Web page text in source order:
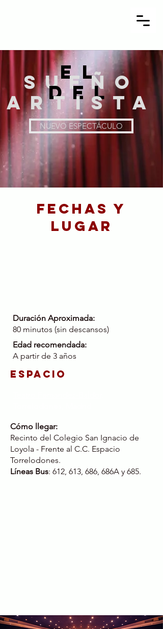
EL
SUEÑO
DEL
ARTISTA
NUEVO ESPECTÁCULO
Fechas y
lugar
Duración Aproximada:
80 minutos (sin descansos)
Edad recomendada:
A partir de 3 años
Espacio
Cómo llegar:
Recinto del Colegio San Ignacio de
Loyola - Frente al C.C. Espacio
Torrelodones.
Líneas Bus: 612, 613, 686, 686A y 685.